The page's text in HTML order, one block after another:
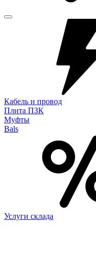
Кабель и провод
Плита ПЗК
Муфты
Bals
Услуги склада